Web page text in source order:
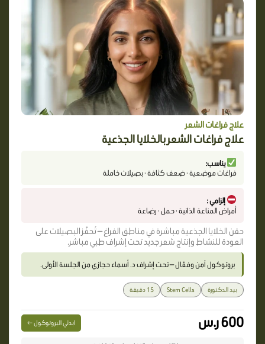
علاج فراغات الشعر
علاج فراغات الشعر بالخلايا الجذعية
يناسب:
فراغات موضعية · ضعف كثافة · بصيلات خاملة
إلزامي :
أمراض المناعة الذاتية · حمل · رضاعة
حقن الخلايا الجذعية مباشرة في مناطق الفراغ — تُحفّز البصيلات على
العودة للنشاط وإنتاج شعر جديد تحت إشراف طبي مباشر.
بروتوكول آمن وفعّال — تحت إشراف د. أسماء حجازي من الجلسة الأولى.
بيد الدكتورة Stem Cells 15 دقيقة
600 ر.س ابدئي البروتوكول ←